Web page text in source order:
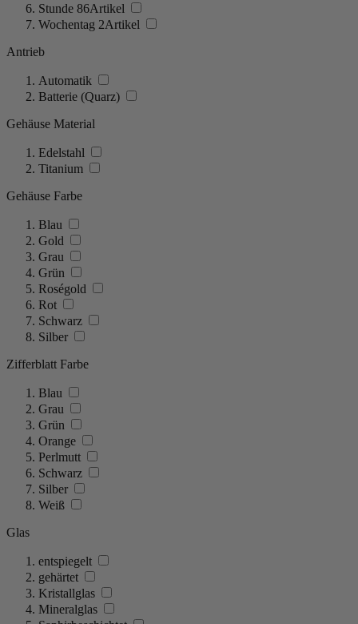
Stunde 86Artikel
Wochentag 2Artikel
Antrieb
Automatik
Batterie (Quarz)
Gehäuse Material
Edelstahl
Titanium
Gehäuse Farbe
Blau
Gold
Grau
Grün
Roségold
Rot
Schwarz
Silber
Zifferblatt Farbe
Blau
Grau
Grün
Orange
Perlmutt
Schwarz
Silber
Weiß
Glas
entspiegelt
gehärtet
Kristallglas
Mineralglas